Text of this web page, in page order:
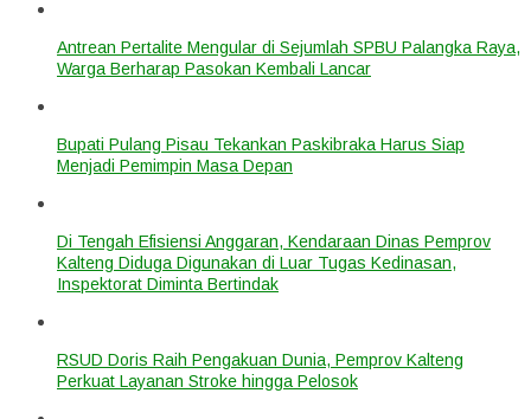
Antrean Pertalite Mengular di Sejumlah SPBU Palangka Raya,
Warga Berharap Pasokan Kembali Lancar
Bupati Pulang Pisau Tekankan Paskibraka Harus Siap
Menjadi Pemimpin Masa Depan
Di Tengah Efisiensi Anggaran, Kendaraan Dinas Pemprov
Kalteng Diduga Digunakan di Luar Tugas Kedinasan,
Inspektorat Diminta Bertindak
RSUD Doris Raih Pengakuan Dunia, Pemprov Kalteng
Perkuat Layanan Stroke hingga Pelosok